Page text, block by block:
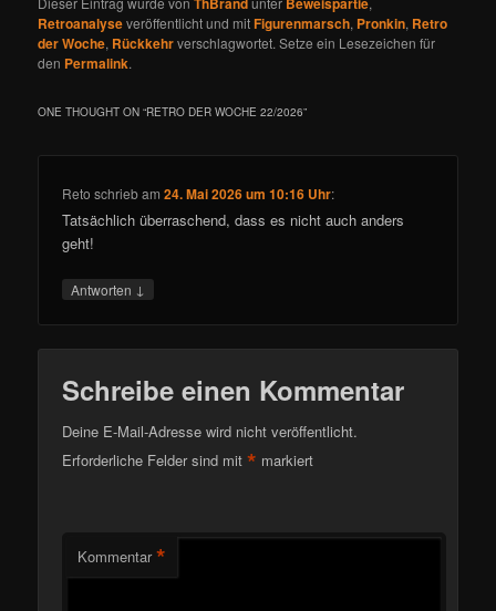
Retroanalyseveröffentlicht und mitFigurenmarsch, Pronkin, Retro
der Woche, Rückkehrverschlagwortet. Setze ein Lesezeichen für
den Permalink.
ONE THOUGHT ON “RETRO DER WOCHE 22/2026”
Reto schriebam24. Mai 2026 um 10:16 Uhr:
Tatsächlich überraschend, dass es nicht auch anders
geht!
Antworten ↓
Schreibe einen Kommentar
Deine E-Mail-Adresse wird nicht veröffentlicht.
Erforderliche Felder sind mit* markiert
Kommentar *